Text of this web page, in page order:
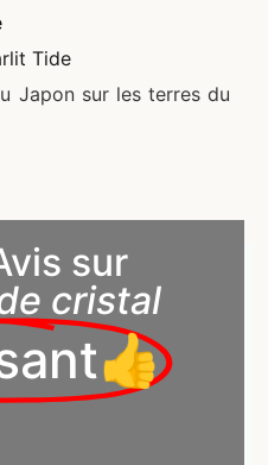
Tide
Japon sur les terres du
sur
cristal